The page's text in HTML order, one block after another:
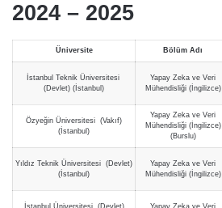
2024 – 2025
Üniversite Bölüm Adı
İstanbul Teknik Üniversitesi
(Devlet) (İstanbul)
Yapay Zeka ve Veri
Mühendisliği (İngilizce)
Özyeğin Üniversitesi (Vakıf)
(İstanbul)
Yapay Zeka ve Veri
Mühendisliği (İngilizce)
(Burslu)
Yıldız Teknik Üniversitesi (Devlet)
(İstanbul)
Yapay Zeka ve Veri
Mühendisliği (İngilizce)
İstanbul Üniversitesi (Devlet)
Yapay Zeka ve Veri